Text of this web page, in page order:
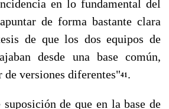
en lo fundamental del
de forma bastante clara
de que los dos equipos de
desde una base co­mún,
de versiones diferentes"41 .
de que en la base de